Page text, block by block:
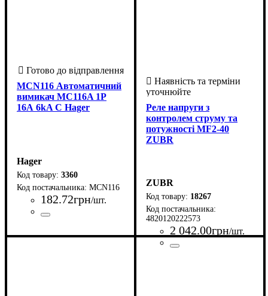
MCN116 Автоматичний
вимикач MC116A 1Р
16А 6kA C Hager
Hager
3360
MCN116
182.72грн/шт.
Реле напруги з
контролем струму та
потужності MF2-40
ZUBR
ZUBR
18267
4820120222573
2 042.00грн/шт.